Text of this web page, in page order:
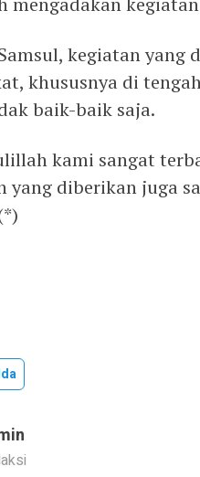
kegiatan yang
khususnya di
baik-baik saja.
kami sangat
yang diberikan juga